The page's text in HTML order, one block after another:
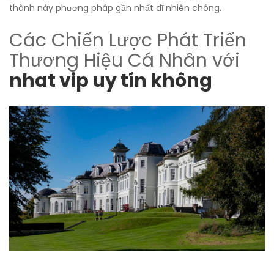
thành này phương pháp gần nhất dĩ nhiên chóng.
Các Chiến Lược Phát Triển
Thương Hiệu Cá Nhân với
nhat vip uy tín không